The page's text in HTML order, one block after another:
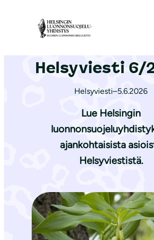
Etusivu|Ajankohtaista
Helsyviesti 6/
Helsyviesti–5.6.2026
Lue Helsingin
ajankohtaisista
Helsyviestistä.